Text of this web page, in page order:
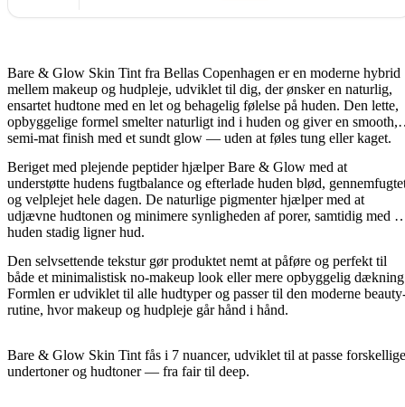
Bare & Glow Skin Tint fra Bellas Copenhagen er en moderne hybrid
mellem makeup og hudpleje, udviklet til dig, der ønsker en naturlig,
ensartet hudtone med en let og behagelig følelse på huden. Den lette,
opbyggelige formel smelter naturligt ind i huden og giver en smooth,
semi-mat finish med et sundt glow — uden at føles tung eller kaget.
Beriget med plejende peptider hjælper Bare & Glow med at
understøtte hudens fugtbalance og efterlade huden blød,
og velplejet hele dagen. De naturlige pigmenter hjælper med at
udjævne hudtonen og minimere synligheden af porer, samtidig med at
huden stadig ligner hud.
Den selvsettende tekstur gør produktet nemt at påføre og perfekt til
både et minimalistisk no-makeup look eller mere opbyggelig
Formlen er udviklet til alle hudtyper og passer til den moderne
rutine, hvor makeup og hudpleje går hånd i hånd.
Bare & Glow Skin Tint fås i 7 nuancer, udviklet til at passe forskellige
undertoner og hudtoner — fra fair til deep.